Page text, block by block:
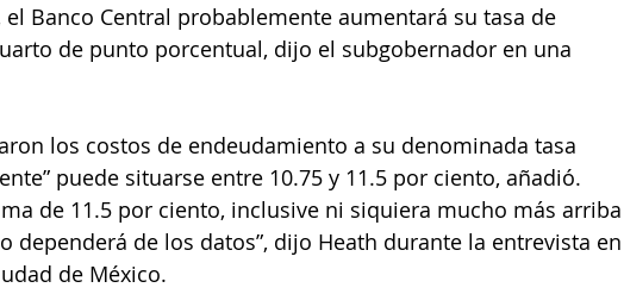
Banco Central probablemente aumentará su tasa de
de punto porcentual, dijo el subgobernador en una
los costos de endeudamiento a su denominada tasa
puede situarse entre 10.75 y 11.5 por ciento, añadió.
de 11.5 por ciento, inclusive ni siquiera mucho más arriba
dependerá de los datos”, dijo Heath durante la entrevista en
de México.